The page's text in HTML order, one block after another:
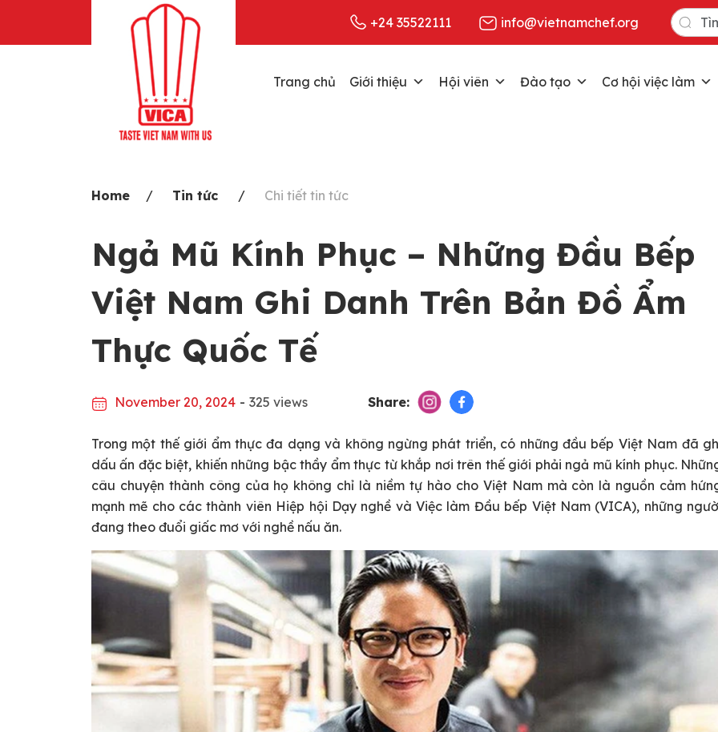
+24 35522111 info@vietnamchef.org
Search
for:
Trang chủ Giới thiệu Hội viên Đào tạo Cơ hội việc làm
Home Tin tức Chi tiết tin tức
Ngả Mũ Kính Phục – Những Đầu Bếp
Việt Nam Ghi Danh Trên Bản Đồ Ẩm
Thực Quốc Tế
November 20, 2024 - 325 views Share:
Trong một thế giới ẩm thực đa dạng và không ngừng phát triển, có những đầu bếp Việt Nam đã
dấu ấn đặc biệt, khiến những bậc thầy ẩm thực từ khắp nơi trên thế giới phải ngả mũ kính phục.
câu chuyện thành công của họ không chỉ là niềm tự hào cho Việt Nam mà còn là nguồn cảm
mạnh mẽ cho các thành viên Hiệp hội Dạy nghề và Việc làm Đầu bếp Việt Nam (VICA), những
đang theo đuổi giấc mơ với nghề nấu ăn.